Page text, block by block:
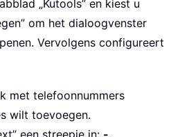
„Kutools” en kiest u
om het dialoogvenster
Vervolgens configureert
met telefoonnummers
wilt toevoegen.